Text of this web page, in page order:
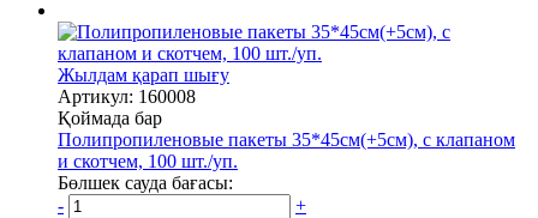
Жылдам қарап шығу
Артикул: 160008
Қоймада бар
Полипропиленовые пакеты 35*45см(+5см), с клапаном
и скотчем, 100 шт./уп.
Бөлшек сауда бағасы:
-
+